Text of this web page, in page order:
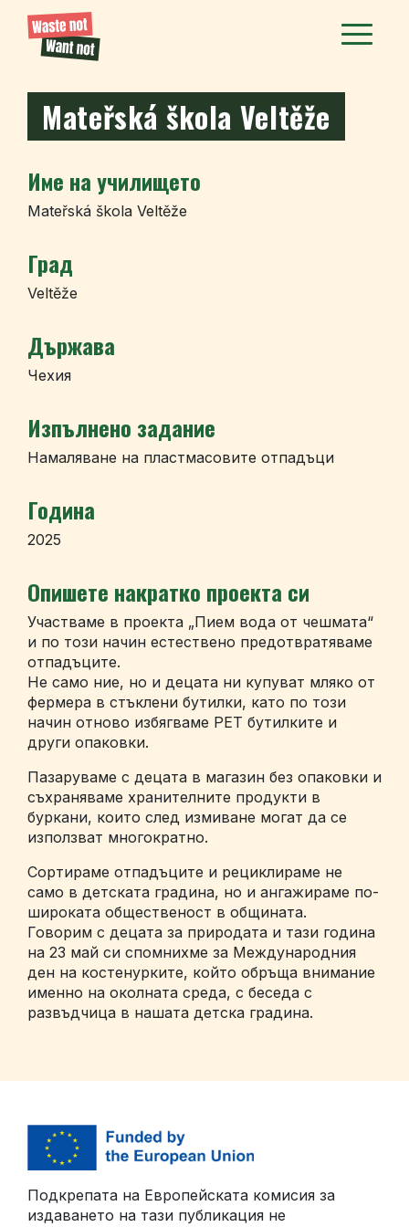
Mateřská škola Veltěže
Име на училището
Mateřská škola Veltěže
Град
Veltěže
Държава
Чехия
Изпълнено задание
Намаляване на пластмасовите отпадъци
Година
2025
Опишете накратко проекта си
Участваме в проекта „Пием вода от чешмата“
и по този начин естествено предотвратяваме
отпадъците.
Не само ние, но и децата ни купуват мляко от
фермера в стъклени бутилки, като по този
начин отново избягваме PET бутилките и
други опаковки.
Пазаруваме с децата в магазин без опаковки и
съхраняваме хранителните продукти в
буркани, които след измиване могат да се
използват многократно.
Сортираме отпадъците и рециклираме не
само в детската градина, но и ангажираме по-
широката общественост в общината.
Говорим с децата за природата и тази година
на 23 май си спомнихме за Международния
ден на костенурките, който обръща внимание
именно на околната среда, с беседа с
развъдчица в нашата детска градина.
Подкрепата на Европейската комисия за
издаването на тази публикация не